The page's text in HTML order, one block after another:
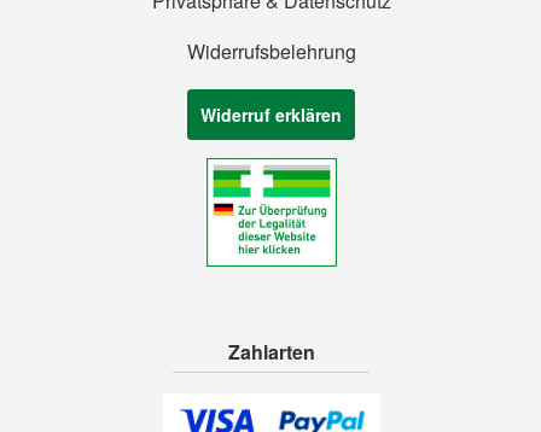
Widerrufsbelehrung
Widerruf erklären
Zahlarten